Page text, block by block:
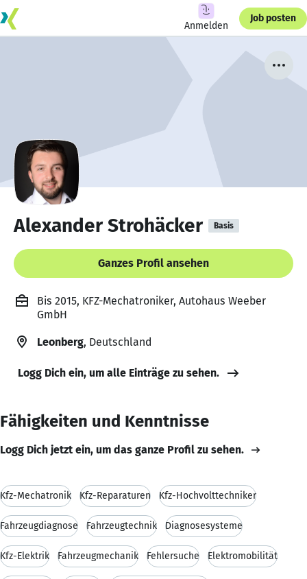
Anmelden
Job posten
Alexander Strohäcker Basis
Ganzes Profil ansehen
Bis 2015, KFZ-Mechatroniker, Autohaus Weeber
GmbH
Leonberg, Deutschland
Logg Dich ein, um alle Einträge zu sehen.
Fähigkeiten und Kenntnisse
Logg Dich jetzt ein, um das ganze Profil zu sehen.
Kfz-Mechatronik Kfz-Reparaturen Kfz-Hochvolttechniker
Fahrzeugdiagnose Fahrzeugtechnik Diagnosesysteme
Kfz-Elektrik Fahrzeugmechanik Fehlersuche Elektromobilität